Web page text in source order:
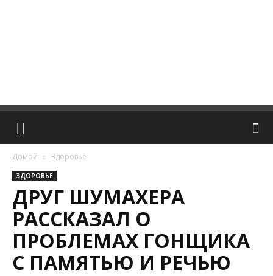
Домой Здоровье
ЗДОРОВЬЕ
ДРУГ ШУМАХЕРА
РАССКАЗАЛ О
ПРОБЛЕМАХ ГОНЩИКА
С ПАМЯТЬЮ И РЕЧЬЮ